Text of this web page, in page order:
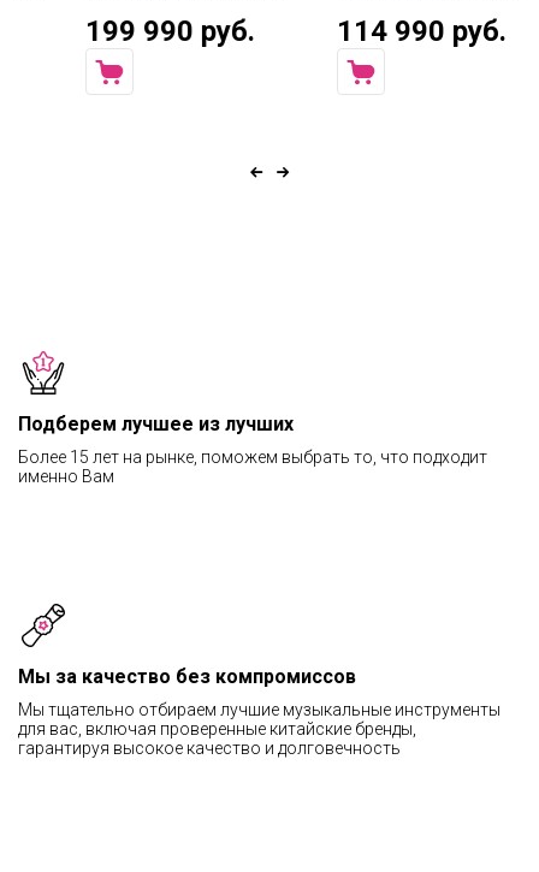
199 990 руб. 114 990 руб.
Подберем лучшее из лучших
Более 15 лет на рынке, поможем выбрать то, что подходит
именно Вам
Мы за качество без компромиссов
Мы тщательно отбираем лучшие музыкальные инструменты
для вас, включая проверенные китайские бренды,
гарантируя высокое качество и долговечность